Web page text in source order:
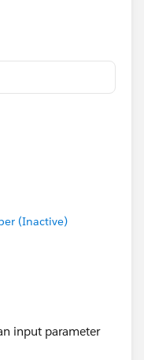
(Inactive)
input parameter